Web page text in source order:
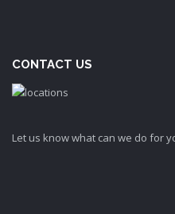
CONTACT US
Let us know what can we do for